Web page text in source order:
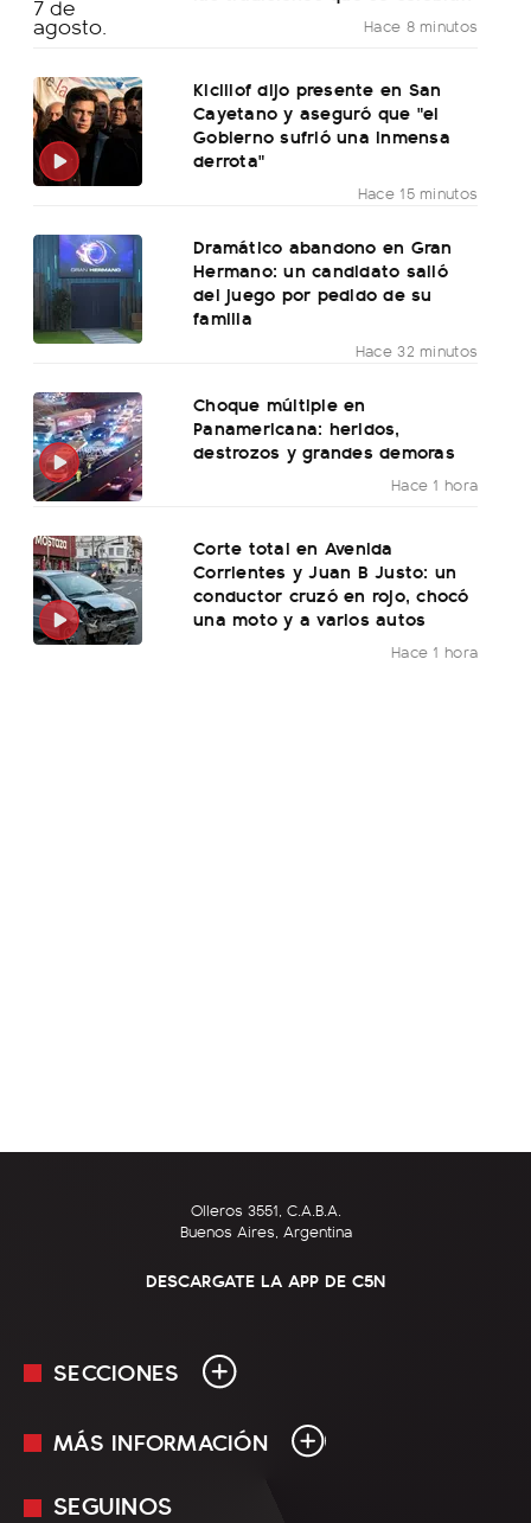
Hace 8 minutos
Kicillof dijo presente en San
Cayetano y aseguró que "el
Gobierno sufrió una inmensa
derrota"
Hace 15 minutos
Dramático abandono en Gran
Hermano: un candidato salió
del juego por pedido de su
familia
Hace 32 minutos
Choque múltiple en
Panamericana: heridos,
destrozos y grandes demoras
Hace 1 hora
Corte total en Avenida
Corrientes y Juan B Justo: un
conductor cruzó en rojo, chocó
una moto y a varios autos
Hace 1 hora
Olleros 3551, C.A.B.A.
Buenos Aires, Argentina
DESCARGATE LA APP DE C5N
SECCIONES
En Vivo
MÁS INFORMACIÓN
Mediakit
SEGUINOS